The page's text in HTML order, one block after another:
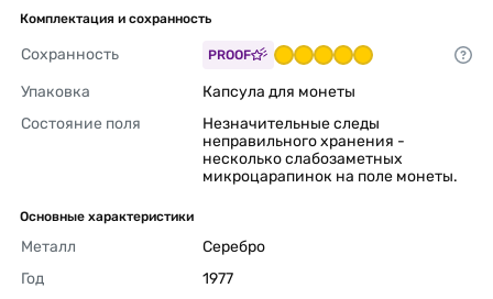
Комплектация и сохранность
Сохранность PROOF
Упаковка
Капсула для монеты
Состояние поля
Незначительные следы
неправильного хранения -
несколько слабозаметных
микроцарапинок на поле монеты.
Основные характеристики
Металл
Серебро
Год
1977